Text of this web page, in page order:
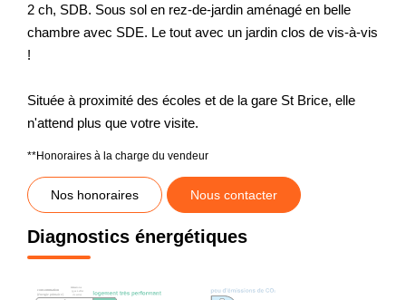
2 ch, SDB. Sous sol en rez-de-jardin aménagé en belle
chambre avec SDE. Le tout avec un jardin clos de vis-à-vis
!
Située à proximité des écoles et de la gare St Brice, elle
n'attend plus que votre visite.
**Honoraires à la charge du vendeur
Nos honoraires Nous contacter
Diagnostics énergétiques